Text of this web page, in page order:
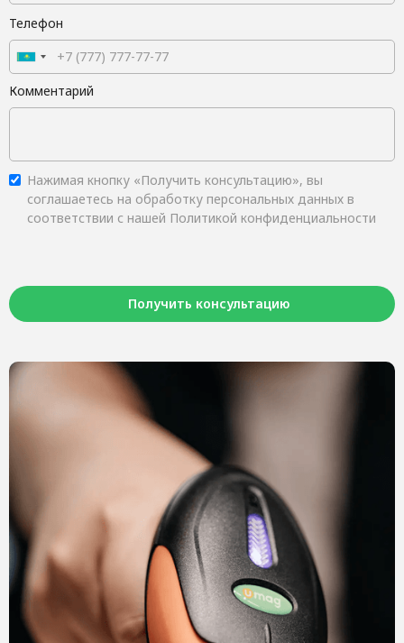
Телефон
Комментарий
Нажимая кнопку «Получить консультацию», вы
соглашаетесь на обработку персональных данных в
соответствии с нашей Политикой конфиденциальности